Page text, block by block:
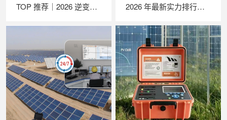
TOP 推荐｜2026 逆变器综合测试仪厂家推荐，苏州 LAILX LX‑PE93 深度解析 2026 年最新实力排行｜苏州 LAILX LX‑F300 手持红外热成像仪深度测评